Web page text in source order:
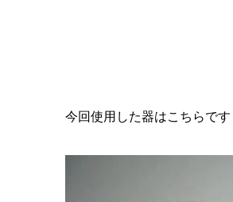
今回使用した器はこちらです